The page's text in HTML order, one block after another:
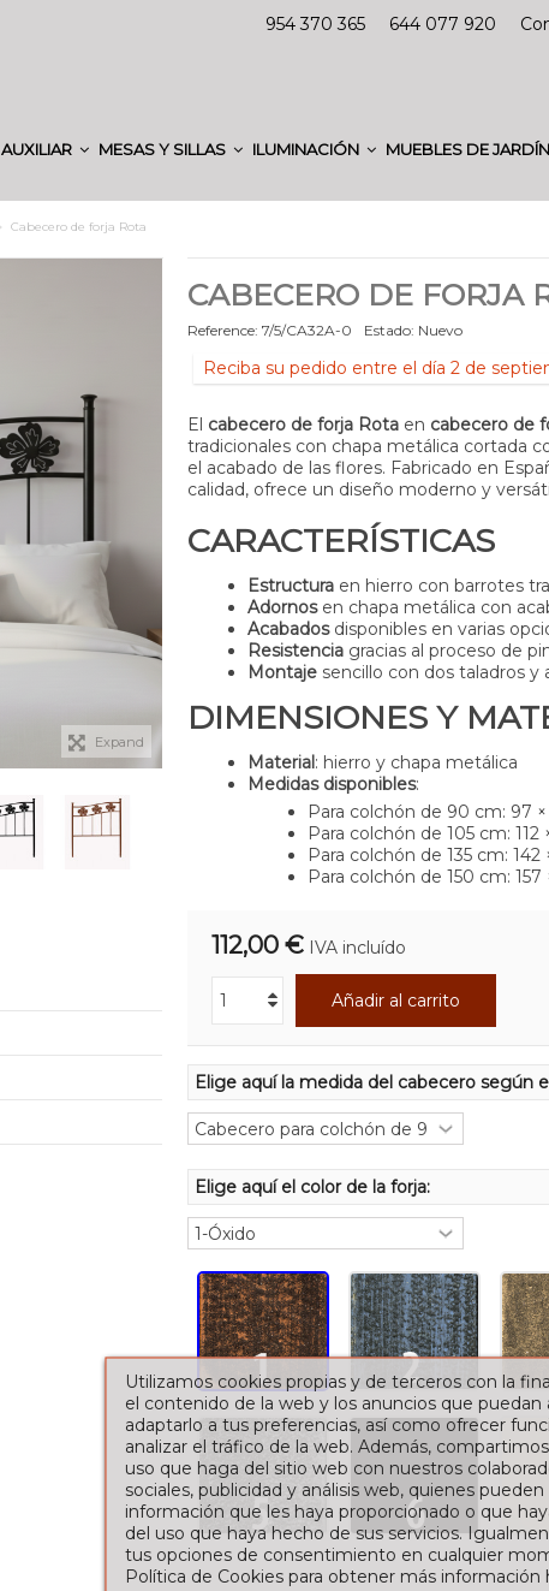
954 370 365 644 077 920
MESAS Y SILLAS ILUMINACIÓN MUEBLES DE JARDÍN
Cabecero de forja Rota
Expand
CABECERO DE FORJA
Reference: 7/5/CA32A-0 Estado: Nuevo
Reciba su pedido entre el día 2 de
El cabecero de forja Rotaen cabecero de
tradicionales con chapa metálica cortada
el acabado de las flores. Fabricado en
calidad, ofrece un diseño moderno y
CARACTERÍSTICAS
Estructuraen hierro con barrotes
Adornosen chapa metálica con
Acabadosdisponibles en varias
Resistenciagracias al proceso de
Montajesencillo con dos taladros y
DIMENSIONES Y
Material: hierro y chapa metálica
Medidas disponibles:
Para colchón de 90 cm: 97 ×
Para colchón de 105 cm: 112
Para colchón de 135 cm: 142
Para colchón de 150 cm: 157
112,00 € IVA incluído
Añadir al carrito
Elige aquí la medida del cabecero según
Elige aquí el color de la forja:
Utilizamos cookies propias y de terceros con la
el contenido de la web y los anuncios que puedan
adaptarlo a tus preferencias, así como ofrecer
analizar el tráfico de la web. Además,
uso que haga del sitio web con nuestros
sociales, publicidad y análisis web, quienes
información que les haya proporcionado o que
del uso que haya hecho de sus servicios.
tus opciones de consentimiento en cualquier
Política de Cookies para obtener más información